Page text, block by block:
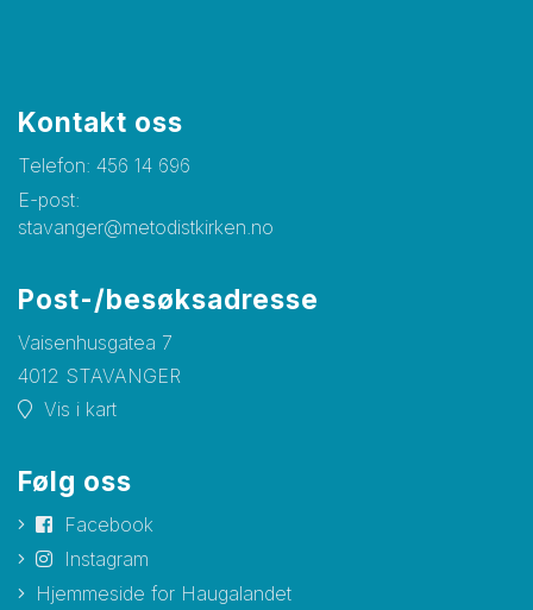
Kontakt oss
Telefon: 456 14 696
E-post:
stavanger@metodistkirken.no
Post-/besøksadresse
Vaisenhusgatea 7
4012 STAVANGER
Vis i kart
Følg oss
Facebook
Instagram
Hjemmeside for Haugalandet